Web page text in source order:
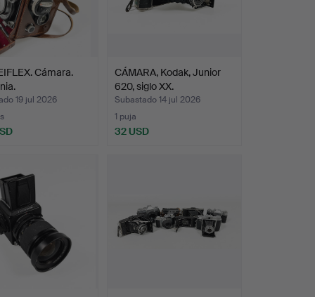
Cámara.
19 jul 2026
CÁMARA, Kodak, Junior
620, siglo XX.
Subastado 14 jul 2026
1 puja
32 USD